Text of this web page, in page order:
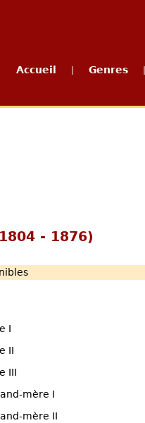
Accueil Genres
- 1876)
I
II
III
mère I
mère II